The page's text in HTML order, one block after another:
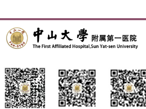
等。
Rheumatic Diseases（风湿病年鉴）、
Biomaterials（生物材料）、关节外科领
Journal of Arthroplasty（关节置换杂志
Cartilage（骨关节炎与软骨）及中华关